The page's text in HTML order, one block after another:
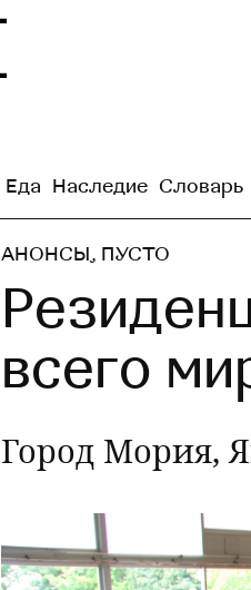
Еда Наследие Словарь
АНОНСЫ, ПУСТО
всего
Город Мория,